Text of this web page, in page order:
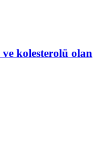
kolesterolü olan